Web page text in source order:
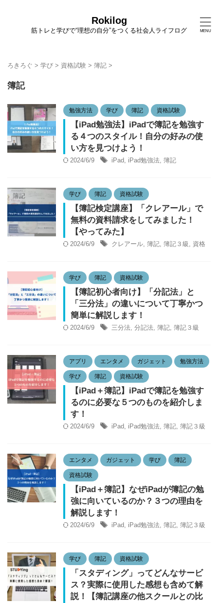
Rokilog
筋トレと学びで“理想の自分”をつくる社会人ライフログ
ろきろぐ > 学び > 資格試験 > 簿記 >
簿記
勉強方法 学び 簿記 資格試験
【iPad勉強法】iPadで簿記を勉強す
る４つのスタイル！自分の好みの使
い方を見つけよう！
2024/6/9 iPad, iPad勉強法, 簿記
学び 簿記 資格試験
【簿記検定講座】「クレアール」で
無料の資料請求をしてみました！
【やってみた】
2024/6/9 クレアール, 簿記, 簿記３級 , 資格
学び 簿記 資格試験
【簿記初心者向け】「分記法」と
「三分法」の違いについて丁寧かつ
簡単に解説します！
2024/6/9 三分法, 分記法, 簿記, 簿記３級
アプリ エンタメ ガジェット 勉強方法
学び 簿記 資格試験
【iPad＋簿記】iPadで簿記を勉強す
るのに必要な５つのものを紹介しま
す！
2024/6/9 iPad, iPad勉強法, 簿記, 簿記３級
エンタメ ガジェット 学び 簿記
資格試験
【iPad＋簿記】なぜiPadが簿記の勉
強に向いているのか？３つの理由を
解説します！
2024/6/9 iPad, iPad勉強法, 簿記, 簿記３級
学び 簿記 資格試験
「スタディング」ってどんなサービ
ス？実際に使用した感想も含めて解
説！【簿記講座の他スクールとの比